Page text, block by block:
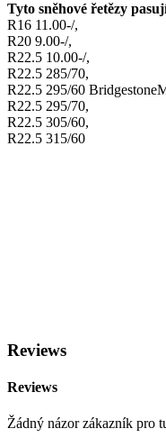
Tyto sněhové řetězy
R16 11.00-/,
R20 9.00-/,
R22.5 10.00-/,
R22.5 285/70,
R22.5 295/60
R22.5 295/70,
R22.5 305/60,
R22.5 315/60
Reviews
Reviews
Žádný názor zákazník pro